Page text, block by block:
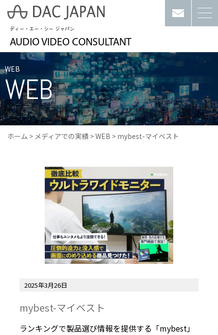
ディー・エー・シー ジャパン
AUDIO VIDEO CONSULTANT
WEB
WEB
ホーム > メディアでの実績 >WEB > mybest-マイベスト
2025年3月26日
mybest-マイベスト
ランキングで製品選び情報を提供する「mybest」